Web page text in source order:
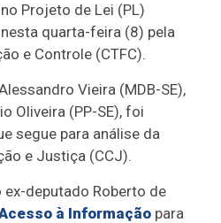
Projeto de Lei (PL)
quarta-feira (8) pela
e Controle (CTFC).
Vieira (MDB-SE),
Oliveira (PP-SE), foi
segue para análise da
e Justiça (CCJ).
deputado Roberto de
à Informação para